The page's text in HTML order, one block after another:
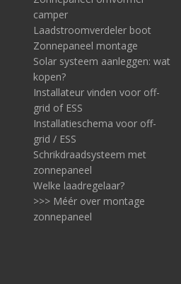
camper
Laadstroomverdeler boot
Zonnepaneel montage
Solar systeem aanleggen: wat
kopen?
Installateur vinden voor off-
grid of ESS
Installatieschema voor off-
grid / ESS
Schrikdraadsysteem met
zonnepaneel
Welke laadregelaar?
>>> Méér over montage
zonnepaneel